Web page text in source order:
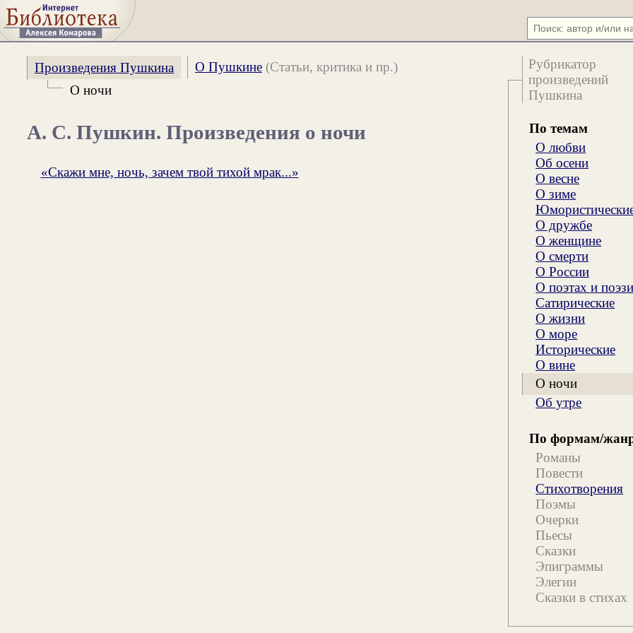
Рубрикатор
произведений
Пушкина
По темам
О любви
Об осени
О весне
О зиме
О дружбе
О женщине
О смерти
О России
О поэтах и
Сатирические
О жизни
О море
Исторические
О вине
О ночи
Об утре
По формам/
Романы
Повести
Стихотворения
Поэмы
Очерки
Пьесы
Сказки
Эпиграммы
Элегии
Сказки в стихах
Произведения Пушкина О Пушкине(Статьи, критика и пр.)
О ночи
А. С. Пушкин. Произведения о ночи
«Скажи мне, ночь, зачем твой тихой мрак...»